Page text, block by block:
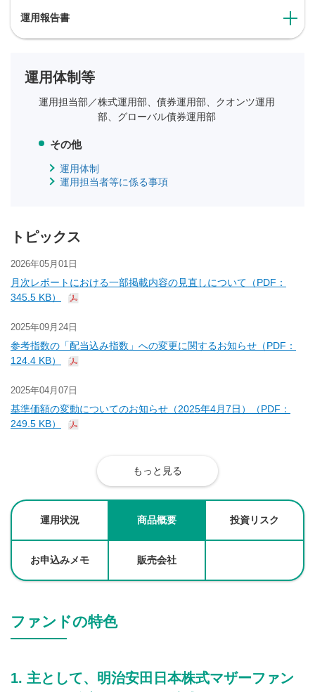
運用報告書
運用体制等
運用担当部／株式運用部、債券運用部、クオンツ運用
部、グローバル債券運用部
その他
運用体制
運用担当者等に係る事項
トピックス
2026年05月01日
月次レポートにおける一部掲載内容の見直しについて（PDF：
345.5 KB）
2025年09月24日
参考指数の「配当込み指数」への変更に関するお知らせ（PDF：
124.4 KB）
2025年04月07日
基準価額の変動についてのお知らせ（2025年4月7日）（PDF：
249.5 KB）
もっと見る
運用状況 商品概要 投資リスク
お申込みメモ 販売会社
ファンドの特色
主として、明治安田日本株式マザーファン